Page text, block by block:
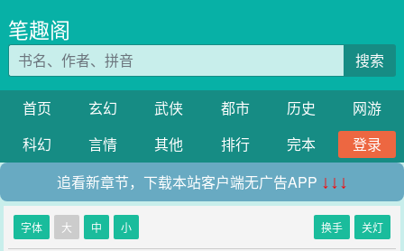
笔趣阁
搜索
首页 玄幻 武侠 都市 历史
网游
科幻
言情 其他 排行 完本
登录
追看新章节，下载本站客户端无广告APP ↓↓↓
字体 大 中 小 换手 关灯